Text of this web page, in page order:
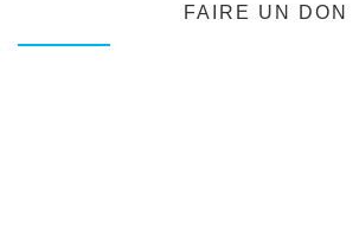
FAIRE UN DON